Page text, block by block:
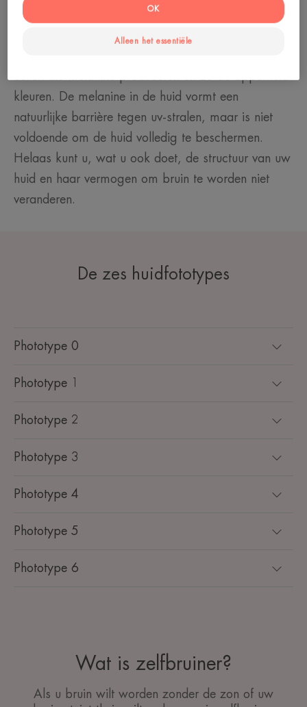
Paragraaf: Het vermogen om te bruinen is uniek
voor elk individu. Het hangt af van het fototype van
kleuren. De melanine in de huid vormt een
natuurlijke barrière tegen uv-stralen, maar is niet
voldoende om de huid volledig te beschermen.
Helaas kunt u, wat u ook doet, de structuur van uw
huid en haar vermogen om bruin te worden niet
veranderen.
De zes huidfototypes
Phototype 0
Phototype 1
Phototype 2
Phototype 3
Phototype 4
Phototype 5
Phototype 6
Wat is zelfbruiner?
Als u bruin wilt worden zonder de zon of uw
Alleen het essentiële
OK